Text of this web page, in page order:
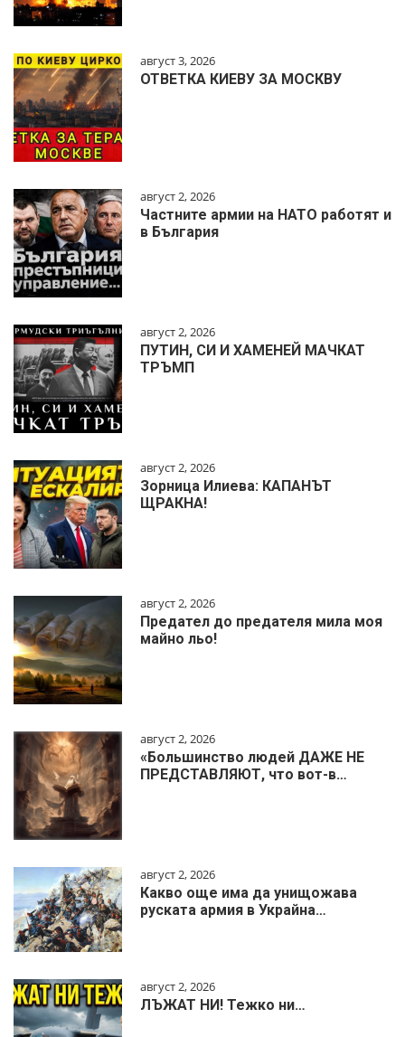
август 3, 2026
ОТВЕТКА КИЕВУ ЗА МОСКВУ
август 2, 2026
Частните армии на НАТО работят и
в България
август 2, 2026
ПУТИН, СИ И ХАМЕНЕЙ МАЧКАТ
ТРЪМП
август 2, 2026
Зорница Илиева: КАПАНЪТ
ЩРАКНА!
август 2, 2026
Предател до предателя мила моя
майно льо!
август 2, 2026
«Большинство людей ДАЖЕ НЕ
ПРЕДСТАВЛЯЮТ, что вот-в…
август 2, 2026
Какво още има да унищожава
руската армия в Украйна…
август 2, 2026
ЛЪЖАТ НИ! Тежко ни…